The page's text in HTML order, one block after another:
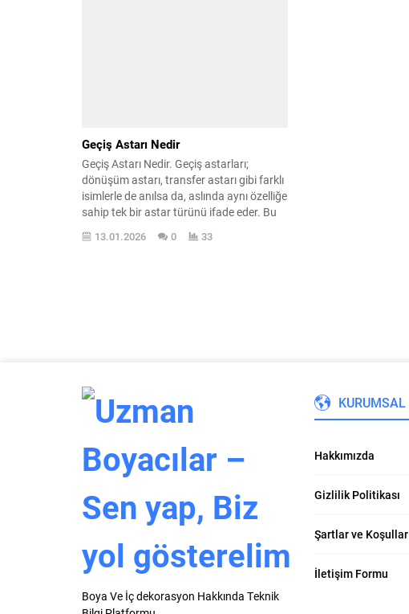
Geçiş Astarı Nedir
Geçiş Astarı Nedir. Geçiş astarları;
dönüşüm astarı, transfer astarı gibi farklı
isimlerle de anılsa da, aslında aynı özelliğe
sahip tek bir astar türünü ifade eder. Bu
astarların tamamı, kapatma gücü yüksek
olan ve yüzey ile son kat boya arasında
13.01.2026 0 33
Boya Ve İç dekorasyon Hakkında Teknik
KURUMSAL
Hakkımızda
Gizlilik Politikası
Şartlar ve Koşullar
İletişim Formu